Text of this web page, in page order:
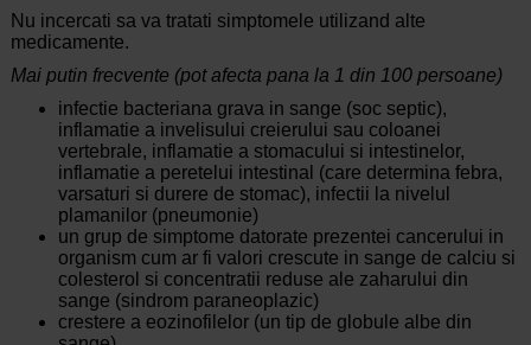
Nu incercati sa va tratati simptomele utilizand alte
medicamente.
Mai putin frecvente (pot afecta pana la 1 din 100 persoane)
infectie bacteriana grava in sange (soc septic),
inflamatie a invelisului creierului sau coloanei
vertebrale, inflamatie a stomacului si intestinelor,
inflamatie a peretelui intestinal (care determina febra,
varsaturi si durere de stomac), infectii la nivelul
plamanilor (pneumonie)
un grup de simptome datorate prezentei cancerului in
organism cum ar fi valori crescute in sange de calciu si
colesterol si concentratii reduse ale zaharului din
sange (sindrom paraneoplazic)
crestere a eozinofilelor (un tip de globule albe din